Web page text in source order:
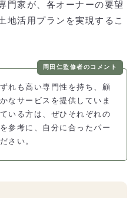
門家が、各オーナーの要望
地活用プランを実現するこ
岡田仁監修者のコメント
れも高い専門性を持ち、顧
なサービスを提供していま
いる方は、ぜひそれぞれの
参考に、自分に合ったパー
さい。